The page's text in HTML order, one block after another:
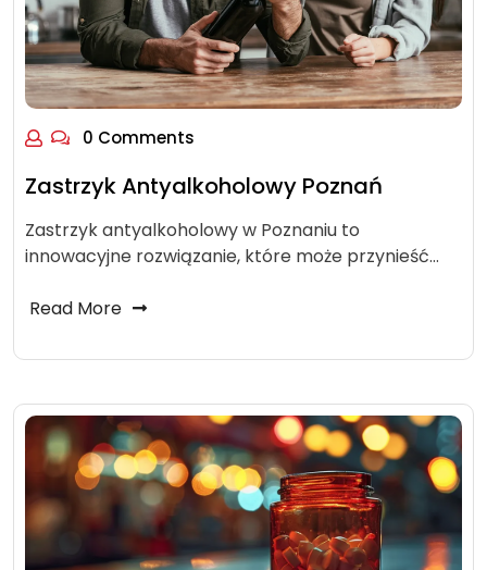
0 Comments
Zastrzyk Antyalkoholowy Poznań
Zastrzyk antyalkoholowy w Poznaniu to
innowacyjne rozwiązanie, które może przynieść…
Read More